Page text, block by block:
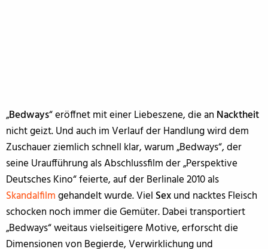
„Bedways“ eröffnet mit einer Liebeszene, die an Nacktheit
nicht geizt. Und auch im Verlauf der Handlung wird dem
Zuschauer ziemlich schnell klar, warum „Bedways“, der
seine Uraufführung als Abschlussfilm der „Perspektive
Deutsches Kino“ feierte, auf der Berlinale 2010 als
Skandalfilmgehandelt wurde. Viel Sexund nacktes Fleisch
schocken noch immer die Gemüter. Dabei transportiert
„Bedways“ weitaus vielseitigere Motive, erforscht die
Dimensionen von Begierde, Verwirklichung und